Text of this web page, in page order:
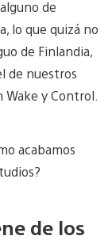
de
lo que quizá no
de Finlandia,
de nuestros
Wake y Control.
acabamos
de los